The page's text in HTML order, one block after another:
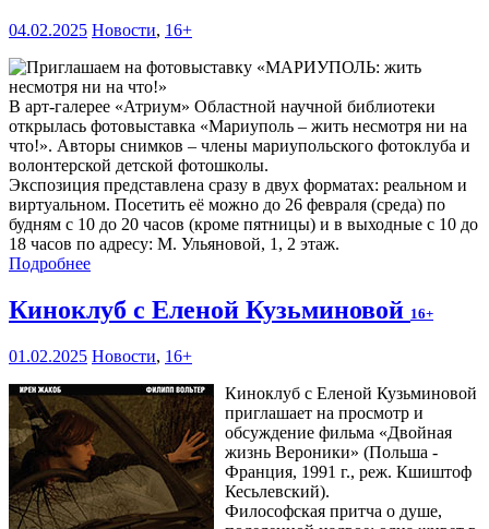
04.02.2025 Новости, 16+
В арт-галерее «Атриум» Областной научной библиотеки
открылась фотовыставка «Мариуполь – жить несмотря ни на
что!». Авторы снимков – члены мариупольского фотоклуба и
волонтерской детской фотошколы.
Экспозиция представлена сразу в двух форматах: реальном и
виртуальном. Посетить её можно до 26 февраля (среда) по
будням с 10 до 20 часов (кроме пятницы) и в выходные с 10 до
18 часов по адресу: М. Ульяновой, 1, 2 этаж.
Подробнее
Киноклуб с Еленой Кузьминовой 16+
01.02.2025 Новости, 16+
Киноклуб с Еленой Кузьминовой
приглашает на просмотр и
обсуждение фильма «Двойная
жизнь Вероники» (Польша -
Франция, 1991 г., реж. Кшиштоф
Кесьлевский).
Философская притча о душе,